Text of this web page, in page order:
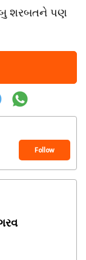
શરબતને પણ
Follow